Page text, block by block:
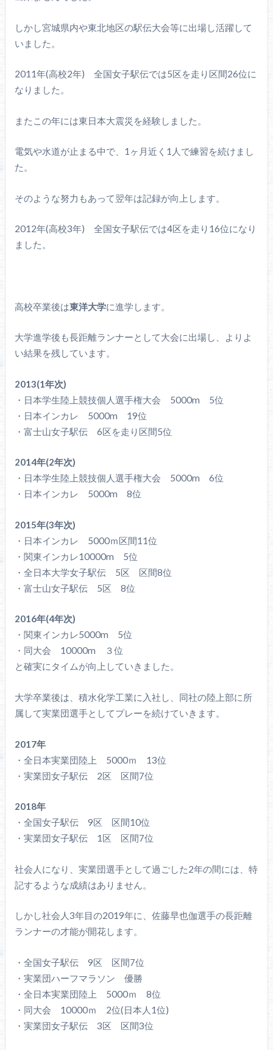
しかし宮城県内や東北地区の駅伝大会等に出場し活躍して
いました。
2011年(高校2年) 全国女子駅伝では5区を走り区間26位に
なりました。
またこの年には東日本大震災を経験しました。
電気や水道が止まる中で、1ヶ月近く1人で練習を続けまし
た。
そのような努力もあって翌年は記録が向上します。
2012年(高校3年) 全国女子駅伝では4区を走り16位になり
ました。
高校卒業後は東洋大学に進学します。
大学進学後も長距離ランナーとして大会に出場し、よりよ
い結果を残しています。
2013(1年次)
・日本学生陸上競技個人選手権大会 5000m 5位
・日本インカレ 5000m 19位
・富士山女子駅伝 6区を走り区間5位
2014年(2年次)
・日本学生陸上競技個人選手権大会 5000m 6位
・日本インカレ 5000m 8位
2015年(3年次)
・日本インカレ 5000ｍ区間11位
・関東インカレ10000m 5位
・全日本大学女子駅伝 5区 区間8位
・富士山女子駅伝 5区 8位
2016年(4年次)
・関東インカレ5000m 5位
・同大会 10000m ３位
と確実にタイムが向上していきました。
大学卒業後は、積水化学工業に入社し、同社の陸上部に所
属して実業団選手としてプレーを続けていきます。
2017年
・全日本実業団陸上 5000ｍ 13位
・実業団女子駅伝 2区 区間7位
2018年
・全国女子駅伝 9区 区間10位
・実業団女子駅伝 1区 区間7位
社会人になり、実業団選手として過ごした2年の間には、特
記するような成績はありません。
しかし社会人3年目の2019年に、佐藤早也伽選手の長距離
ランナーの才能が開花します。
・全国女子駅伝 9区 区間7位
・実業団ハーフマラソン 優勝
・全日本実業団陸上 5000ｍ 8位
・同大会 10000ｍ 2位(日本人1位)
・実業団女子駅伝 3区 区間3位